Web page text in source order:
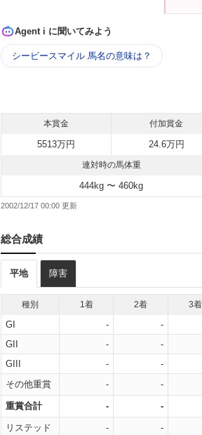
Agent i に聞いてみよう
シービースマイル 馬名の意味は？
本賞金 付加賞金
5513万円 24.6万円
連対時の馬体重
444kg 〜 460kg
2002/12/17 00:00
総合成績
平地 障害
種別 1着 2着 3着
GI - -
GII
- -
GIII
- -
その他重賞
- -
重賞合計 - -
リステッド - -